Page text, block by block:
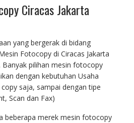
Ciracas Jakarta
yang bergerak di bidang
Fotocopy di Ciracas Jakarta
Banyak pilihan mesin fotocopy
dengan kebutuhan Usaha
saja, sampai dengan tipe
Scan dan Fax)
beberapa merek mesin fotocopy